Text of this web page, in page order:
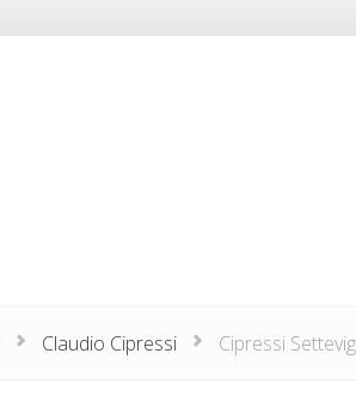
Claudio Cipressi Cipressi